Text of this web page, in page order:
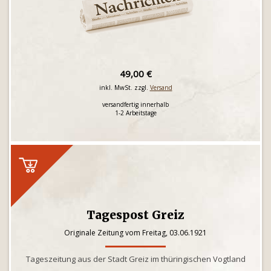
49,00 €
inkl. MwSt. zzgl. Versand
versandfertig innerhalb
1-2 Arbeitstage
Tagespost Greiz
Originale Zeitung vom Freitag, 03.06.1921
Tageszeitung aus der Stadt Greiz im thüringischen Vogtland